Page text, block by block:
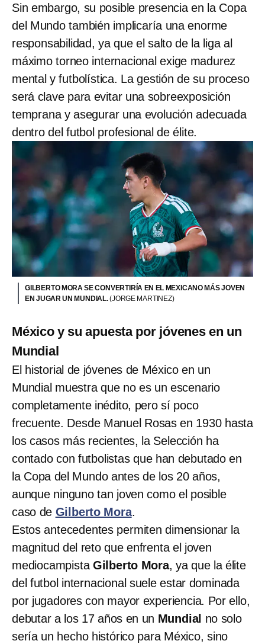
Sin embargo, su posible presencia en la Copa
del Mundo también implicaría una enorme
responsabilidad, ya que el salto de la liga al
máximo torneo internacional exige madurez
mental y futbolística. La gestión de su proceso
será clave para evitar una sobreexposición
temprana y asegurar una evolución adecuada
dentro del futbol profesional de élite.
GILBERTO MORA SE CONVERTIRÍA EN EL MEXICANO MÁS JOVEN
EN JUGAR UN MUNDIAL.(JORGE MARTINEZ)
México y su apuesta por jóvenes en un
Mundial
El historial de jóvenes de México en un
Mundial muestra que no es un escenario
completamente inédito, pero sí poco
frecuente. Desde Manuel Rosas en 1930 hasta
los casos más recientes, la Selección ha
contado con futbolistas que han debutado en
la Copa del Mundo antes de los 20 años,
aunque ninguno tan joven como el posible
caso de Gilberto Mora.
Estos antecedentes permiten dimensionar la
magnitud del reto que enfrenta el joven
mediocampistaGilberto Mora, ya que la élite
del futbol internacional suele estar dominada
por jugadores con mayor experiencia. Por ello,
debutar a los 17 años en un Mundial no solo
sería un hecho histórico para México, sino